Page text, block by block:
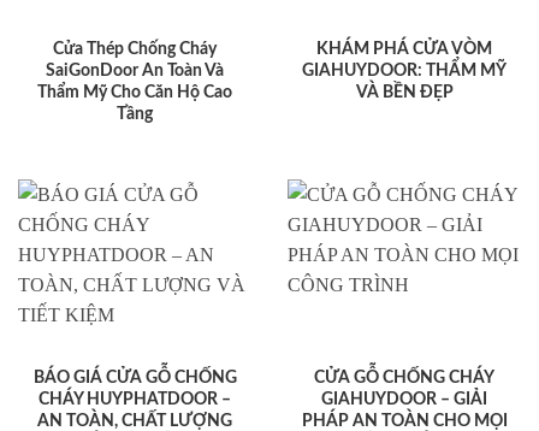
Cửa Thép Chống Cháy
SaiGonDoor An Toàn Và
Thẩm Mỹ Cho Căn Hộ Cao
Tầng
KHÁM PHÁ CỬA VÒM
GIAHUYDOOR: THẨM MỸ
VÀ BỀN ĐẸP
BÁO GIÁ CỬA GỖ CHỐNG
CHÁY HUYPHATDOOR –
AN TOÀN, CHẤT LƯỢNG
CỬA GỖ CHỐNG CHÁY
GIAHUYDOOR – GIẢI
PHÁP AN TOÀN CHO MỌI